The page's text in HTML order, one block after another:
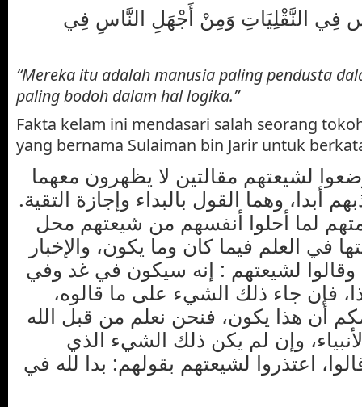
فِي النَّقْلِيَاتِ وَمِنْ أَجْهَلِ النَّاسِ فِي
“Mereka itu adalah manusia paling pendusta
paling bodoh dalam hal logika.”
Fakta kelam ini mendasari salah seorang
yang bernama Sulaiman bin Jarir untuk
لشيعتهم مقالتين لا يظهرون معهما
أبدا، وهما القول بالبداء وإجازة التقية.
لما أحلوا أنفسهم من شيعتهم محل
في العلم فيما كان وما يكون، والإخبار
وقالوا لشيعتهم : إنه سيكون في غد وفي
فإن جاء ذلك الشيء على ما قالوه،
أن هذا يكون، فنحن نعلم من قبل الله
وإن لم يكن ذلك الشيء الذي
اعتذروا لشيعتهم بقولهم: بدا لله في